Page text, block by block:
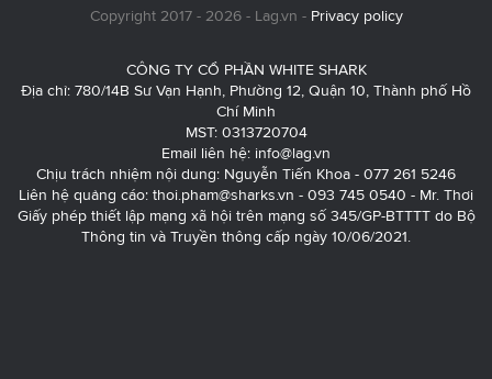
Copyright 2017 - 2026 - Lag.vn - Privacy policy
CÔNG TY CỔ PHẦN WHITE SHARK
Địa chỉ: 780/14B Sư Vạn Hạnh, Phường 12, Quận 10, Thành phố Hồ
Chí Minh
MST: 0313720704
Email liên hệ: info@lag.vn
Chịu trách nhiệm nội dung: Nguyễn Tiến Khoa - 077 261 5246
Liên hệ quảng cáo: thoi.pham@sharks.vn - 093 745 0540 - Mr. Thơi
Giấy phép thiết lập mạng xã hội trên mạng số 345/GP-BTTTT do Bộ
Thông tin và Truyền thông cấp ngày 10/06/2021.